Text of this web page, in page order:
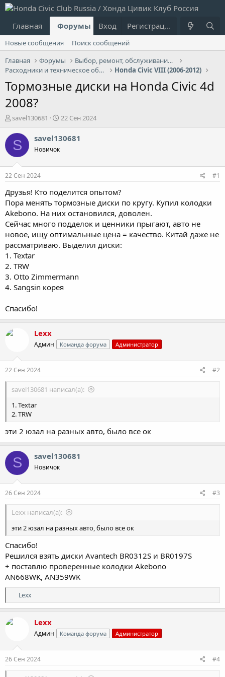
Главная Форумы Что нового?
Вход Регистрация
Новые сообщения
Поиск сообщений
Главная
Форумы
Выбор, ремонт, обслуживание и эксплуатация
Расходники и техническое обслуживание (ТО)
Honda Civic VIII (2006-2012)
Тормозные диски на Honda Civic 4d
2008?
А
т
о
р
е
м
ы
savel130681
Д
т
л
а
22 Сен 2024
S savel130681
Новичок
22 Сен 2024 #1
Друзья! Кто поделится опытом?
Пора менять тормозные диски по кругу. Купил колодки
Akebono. На них остановился, доволен.
Сейчас много подделок и ценники прыгают, авто не
новое, ищу оптимальные цена = качество. Китай даже не
рассматриваю. Выделил диски:
1. Textar
2. TRW
3. Otto Zimmermann
4. Sangsin корея
Спасибо!
Lexx
Админ Команда форума Администратор
22 Сен 2024 #2
savel130681 написал(а):
1. Textar
2. TRW
эти 2 юзал на разных авто, было все ок
S savel130681
Новичок
26 Сен 2024 #3
Lexx написал(а):
эти 2 юзал на разных авто, было все ок
Спасибо!
Решился взять диски Avantech BR0312S и BR0197S
+ поставлю проверенные колодки Akebono
AN668WK, AN359WK
Р
е
а
:
Lexx
Lexx
Админ Команда форума Администратор
26 Сен 2024 #4